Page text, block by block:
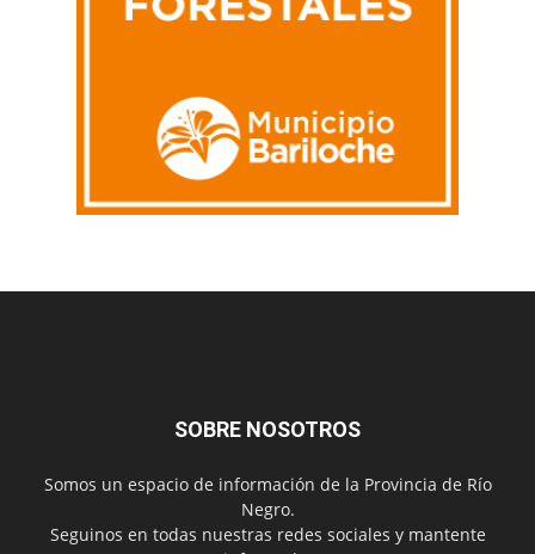
SOBRE NOSOTROS
Somos un espacio de información de la Provincia de Río
Negro.
Seguinos en todas nuestras redes sociales y mantente